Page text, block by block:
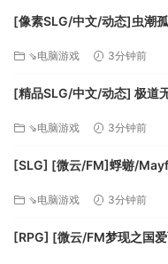
戏，而不仅仅是经济的收
因为游戏性的考虑，本作
解。
笑。
如果大家喜欢我们的游戏
[像素SLG/中文/动态]虫潮
⇘电脑游戏 3分钟前
[精品SLG/中文/动态] 极道
⇘电脑游戏 3分钟前
[SLG] [微云/FM]蜉蝣/
⇘电脑游戏 3分钟前
[RPG] [微云/FM梦现之国爱丽丝/夢現の国のアリス/AI汉化 pc